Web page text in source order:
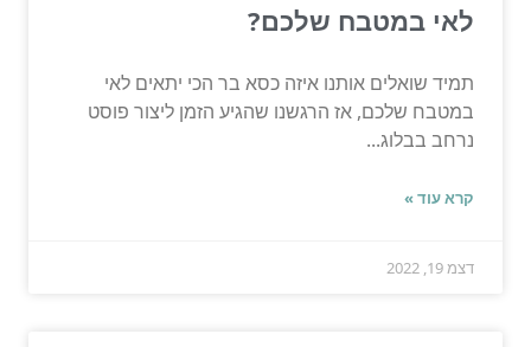
לאי במטבח שלכם?
תמיד שואלים אותנו איזה כסא בר הכי יתאים לאי
במטבח שלכם, אז הרגשנו שהגיע הזמן ליצור פוסט
נרחב בבלוג...
קרא עוד »
דצמ 19, 2022